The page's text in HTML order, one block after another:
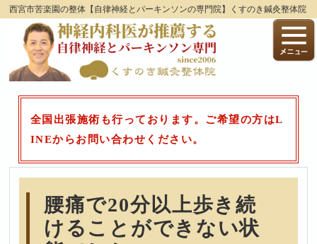
西宮市苦楽園の整体【自律神経とパーキンソンの専門院】くすのき鍼灸整体院
全国出張施術も行っております。ご希望の方はL
INEからお問い合わせください。
腰痛で20分以上歩き続
けることができない状